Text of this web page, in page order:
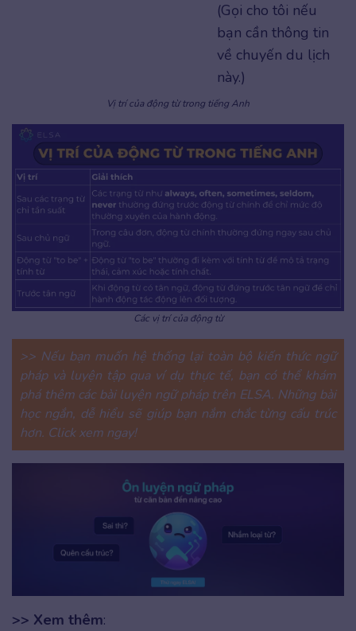
(Gọi cho tôi nếu
bạn cần thông tin
về chuyến du lịch
này.)
Vị trí của động từ trong tiếng Anh
Các vị trí của động từ
>> Nếu bạn muốn hệ thống lại toàn bộ kiến thức ngữ
pháp và luyện tập qua ví dụ thực tế, bạn có thể khám
phá thêm các bài luyện ngữ pháp trên ELSA. Những bài
học ngắn, dễ hiểu sẽ giúp bạn nắm chắc từng cấu trúc
hơn. Click xem ngay!
>> Xem thêm: